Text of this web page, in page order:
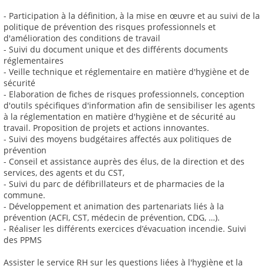
- Participation à la définition, à la mise en œuvre et au suivi de la
politique de prévention des risques professionnels et
d'amélioration des conditions de travail
- Suivi du document unique et des différents documents
réglementaires
- Veille technique et réglementaire en matière d'hygiène et de
sécurité
- Elaboration de fiches de risques professionnels, conception
d'outils spécifiques d'information afin de sensibiliser les agents
à la réglementation en matière d'hygiène et de sécurité au
travail. Proposition de projets et actions innovantes.
- Suivi des moyens budgétaires affectés aux politiques de
prévention
- Conseil et assistance auprès des élus, de la direction et des
services, des agents et du CST,
- Suivi du parc de défibrillateurs et de pharmacies de la
commune.
- Développement et animation des partenariats liés à la
prévention (ACFI, CST, médecin de prévention, CDG, …).
- Réaliser les différents exercices d’évacuation incendie. Suivi
des PPMS
Assister le service RH sur les questions liées à l'hygiène et la